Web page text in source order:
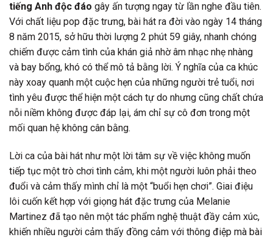
tiếng Anh độc đáo gây ấn tượng ngay từ lần nghe đầu tiên.
Với chất liệu pop đặc trưng, bài hát ra đời vào ngày 14 tháng
8 năm 2015, sở hữu thời lượng 2 phút 59 giây, nhanh chóng
chiếm được cảm tình của khán giả nhờ âm nhạc nhẹ nhàng
và bay bổng, khó có thể mô tả bằng lời. Ý nghĩa của ca khúc
này xoay quanh một cuộc hẹn của những người trẻ tuổi, nơi
tình yêu được thể hiện một cách tự do nhưng cũng chất chứa
nỗi niềm không được đáp lại, ám chỉ sự cô đơn trong một
mối quan hệ không cân bằng.
Lời ca của bài hát như một lời tâm sự về việc không muốn
tiếp tục một trò chơi tình cảm, khi một người luôn phải theo
đuổi và cảm thấy mình chỉ là một “buổi hẹn chơi”. Giai điệu
lôi cuốn kết hợp với giọng hát đặc trưng của Melanie
Martinez đã tạo nên một tác phẩm nghệ thuật đầy cảm xúc,
khiến nhiều người cảm thấy đồng cảm với thông điệp mà bài